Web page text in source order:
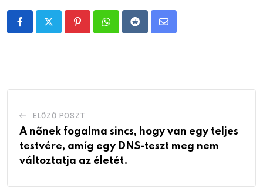
PinterestWhatsappRedditShare
ELŐZŐ POSZT
A nőnek fogalma sincs, hogy van egy teljes
testvére, amíg egy DNS-teszt meg nem
változtatja az életét.